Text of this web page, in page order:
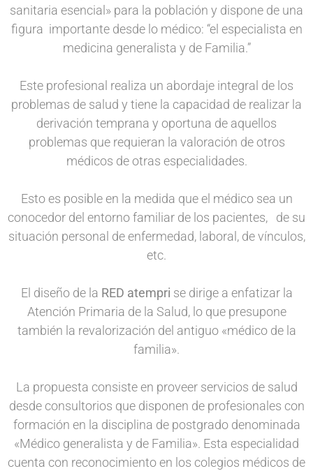
sanitaria esencial» para la población y dispone de una
figura importante desde lo médico: “el especialista en
medicina generalista y de Familia.”
Este profesional realiza un abordaje integral de los
problemas de salud y tiene la capacidad de realizar la
derivación temprana y oportuna de aquellos
problemas que requieran la valoración de otros
médicos de otras especialidades.
Esto es posible en la medida que el médico sea un
conocedor del entorno familiar de los pacientes, de su
situación personal de enfermedad, laboral, de vínculos,
etc.
El diseño de la RED atempri se dirige a enfatizar la
Atención Primaria de la Salud, lo que presupone
también la revalorización del antiguo «médico de la
familia».
La propuesta consiste en proveer servicios de salud
desde consultorios que disponen de profesionales con
formación en la disciplina de postgrado denominada
«Médico generalista y de Familia». Esta especialidad
cuenta con reconocimiento en los colegios médicos de